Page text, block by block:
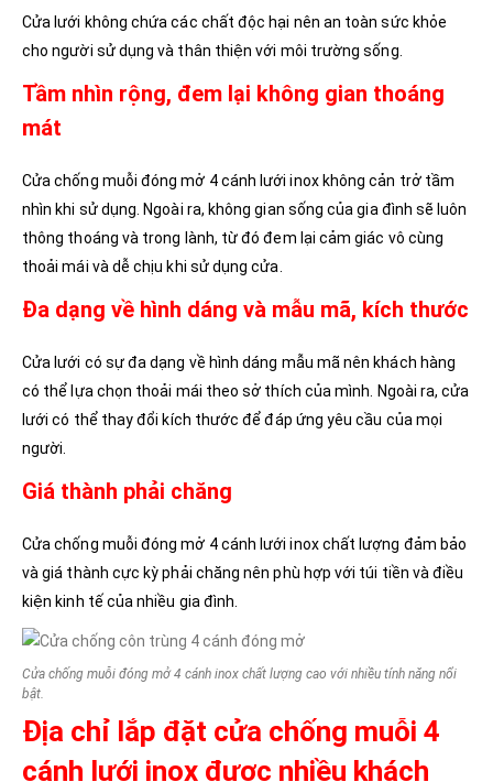
Cửa lưới không chứa các chất độc hại nên an toàn sức khỏe
cho người sử dụng và thân thiện với môi trường sống.
Tầm nhìn rộng, đem lại không gian thoáng
mát
Cửa chống muỗi đóng mở 4 cánh lưới inox không cản trở tầm
nhìn khi sử dụng. Ngoài ra, không gian sống của gia đình sẽ luôn
thông thoáng và trong lành, từ đó đem lại cảm giác vô cùng
thoải mái và dễ chịu khi sử dụng cửa.
Đa dạng về hình dáng và mẫu mã, kích thước
Cửa lưới có sự đa dạng về hình dáng mẫu mã nên khách hàng
có thể lựa chọn thoải mái theo sở thích của mình. Ngoài ra, cửa
lưới có thể thay đổi kích thước để đáp ứng yêu cầu của mọi
người.
Giá thành phải chăng
Cửa chống muỗi đóng mở 4 cánh lưới inox chất lượng đảm bảo
và giá thành cực kỳ phải chăng nên phù hợp với túi tiền và điều
kiện kinh tế của nhiều gia đình.
Cửa chống muỗi đóng mở 4 cánh inox chất lượng cao với nhiều tính năng nổi
bật.
Địa chỉ lắp đặt cửa chống muỗi 4
cánh lưới inox được nhiều khách